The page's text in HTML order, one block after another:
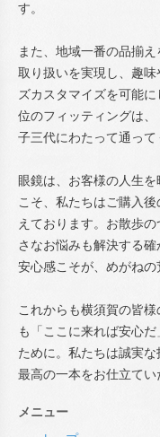
す。
また、地域一番の品揃
取り扱いを実現し、趣
ズカスタマイズを可能
位のフィッティングは
子三代にわたって通って
眼鏡は、お客様の人生
こそ、私たちはご購入
えております。お散歩
さなお悩みも解決する
安心感こそが、めがねの
これからも横須賀の皆
も「ここに来れば安心
ために。私たちは誠実
最高の一本をお仕立てい
メニュー